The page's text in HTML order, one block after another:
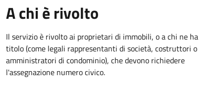
A chi è rivolto
Il servizio è rivolto ai proprietari di immobili, o a chi ne ha
titolo (come legali rappresentanti di società, costruttori o
amministratori di condominio), che devono richiedere
l'assegnazione numero civico.